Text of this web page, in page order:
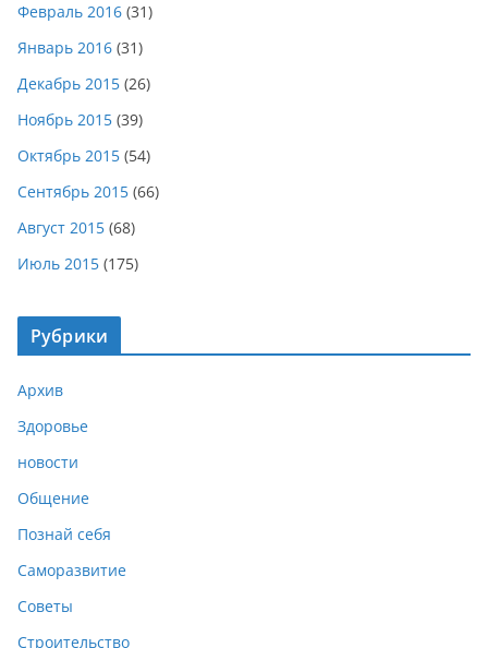
Февраль 2016 (31)
Январь 2016 (31)
Декабрь 2015 (26)
Ноябрь 2015 (39)
Октябрь 2015 (54)
Сентябрь 2015 (66)
Август 2015 (68)
Июль 2015 (175)
Рубрики
Архив
Здоровье
новости
Общение
Познай себя
Саморазвитие
Советы
Строительство